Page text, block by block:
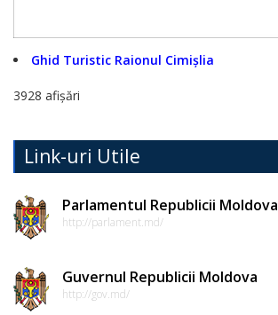
a
”Bălți”
Surse
de
finanțare
ONG
Ghid Turistic Raionul Cimișlia
3928 afișări
Link-uri Utile
Parlamentul Republicii Moldova
http://parlament.md/
Guvernul Republicii Moldova
http://gov.md/